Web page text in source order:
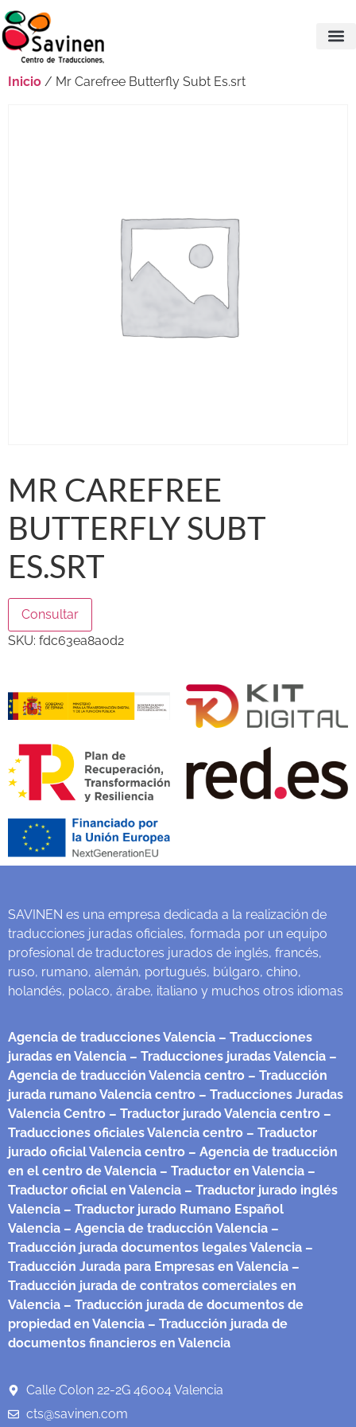
Inicio / Mr Carefree Butterfly Subt Es.srt
MR CAREFREE
BUTTERFLY SUBT
ES.SRT
Consultar
SKU: fdc63ea8a0d2
SAVINEN es una empresa dedicada a la realización de
traducciones juradas oficiales, formada por un equipo
profesional de traductores jurados de inglés, francés,
ruso, rumano, alemán, portugués, búlgaro, chino,
holandés, polaco, árabe, italiano y muchos otros idiomas
Agencia de traducciones Valencia – Traducciones
juradas en Valencia – Traducciones juradas Valencia –
Agencia de traducción Valencia centro – Traducción
jurada rumano Valencia centro – Traducciones Juradas
Valencia Centro – Traductor jurado Valencia centro –
Traducciones oficiales Valencia centro – Traductor
jurado oficial Valencia centro – Agencia de traducción
en el centro de Valencia – Traductor en Valencia –
Traductor oficial en Valencia – Traductor jurado inglés
Valencia – Traductor jurado Rumano Español
Valencia – Agencia de traducción Valencia –
Traducción jurada documentos legales Valencia –
Traducción Jurada para Empresas en Valencia –
Traducción jurada de contratos comerciales en
Valencia – Traducción jurada de documentos de
propiedad en Valencia – Traducción jurada de
documentos financieros en Valencia
Calle Colon 22-2G 46004 Valencia
cts@savinen.com